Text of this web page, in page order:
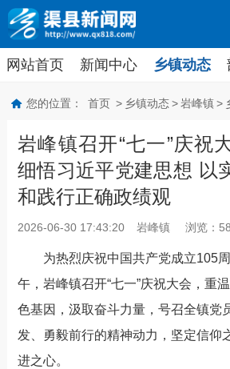
网站首页 新闻中心 乡镇动态
您的位置： 首页 > 乡镇动态 > 岩峰镇 >
岩峰镇召开“七一”庆
细悟习近平党建思想 以
和践行正确政绩观
2026-06-30 17:43:20 岩峰镇 浏览：
为热烈庆祝中国共产党成立105周
午，岩峰镇召开“七一”庆祝大会 ，重
色基因 ， 汲取奋斗力量，号召全镇党
发、勇毅前行的精神动力，坚定信仰
进之心。